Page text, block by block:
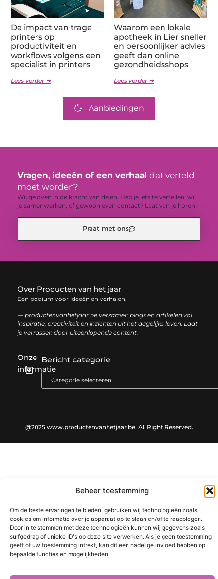
Beheer toestemming
Om de beste ervaringen te bieden, gebruiken wij technologieën zoals
cookies om informatie over je apparaat op te slaan en/of te raadplegen.
Door in te stemmen met deze technologieën kunnen wij gegevens zoals
surfgedrag of unieke ID's op deze site verwerken. Als je geen toestemming
geeft of uw toestemming intrekt, kan dit een nadelige invloed hebben op
bepaalde functies en mogelijkheden.
De impact van trage
printers op
productiviteit en
workflows volgens een
specialist in printers
Lees verder ➜
Waarom een lokale
apotheek in Lier sneller
en persoonlijker advies
geeft dan online
gezondheidsshops
Lees verder ➜
Aanbiedingen
Vragen, ideeën of een verhaal dat verteld
moet worden?
Wij geloven in de kracht van delen. Heb je iets te vertellen, wil
je samenwerken, of gewoon even contact? Laat van je horen!
Praat met ons
Over Producten van het jaar
Een podium voor ideeën en verhalen.
— productenvanhetjaar.be verzamelt blogs en artikelen vol
inspiratie, creativiteit en inzichten uit het dagelijks leven. Laat
je verrassen door uiteenlopende content.
Onze
informatie
Bericht categorie
@2025 www.productenvanhetjaar.be. All Right Reserved.​